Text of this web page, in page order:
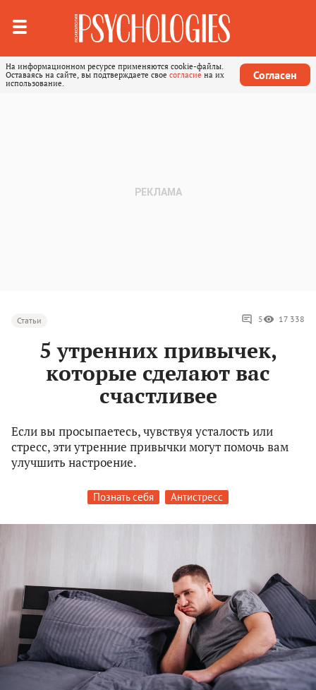
На информационном ресурсе применяются cookie-файлы.
Оставаясь на сайте, вы подтверждаете свое согласие на их
использование.
Согласен
Статьи 5 17 338
5 утренних привычек,
которые сделают вас
счастливее
Если вы просыпаетесь, чувствуя усталость или
стресс, эти утренние привычки могут помочь вам
улучшить настроение.
Познать себя Антистресс